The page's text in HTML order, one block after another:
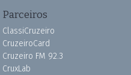
Parceiros
ClassiCruzeiro
CruzeiroCard
Cruzeiro FM 92.3
CruxLab